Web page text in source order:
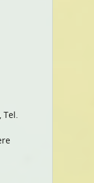
Tel.